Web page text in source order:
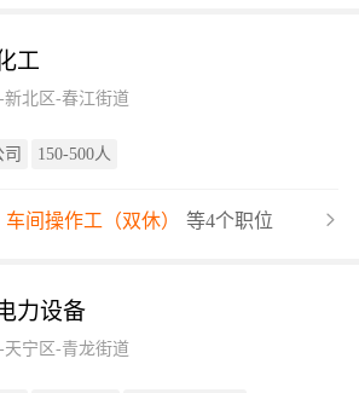
工
新北区-春江街道
司 150-500人
车间操作工（双休） 等4个职位
力设备
天宁区-青龙街道